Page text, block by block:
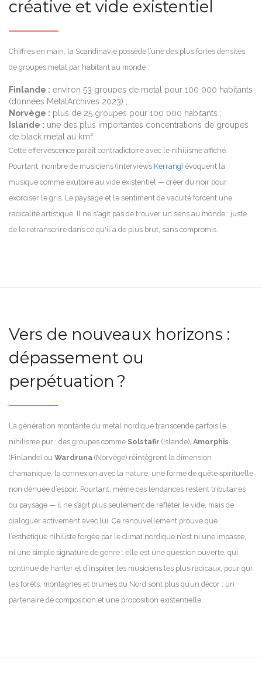
créative et vide existentiel
Chiffres en main, la Scandinavie possède l’une des plus fortes densités
de groupes metal par habitant au monde :
Finlande : environ 53 groupes de metal pour 100 000 habitants
(données MetalArchives 2023) ;
Norvège : plus de 25 groupes pour 100 000 habitants ;
Islande : une des plus importantes concentrations de groupes
de black metal au km².
Cette effervescence paraît contradictoire avec le nihilisme affiché.
Pourtant, nombre de musiciens (interviews Kerrang) évoquent la
musique comme exutoire au vide existentiel — créer du noir pour
exorciser le gris. Le paysage et le sentiment de vacuité forcent une
radicalité artistique. Il ne s'agit pas de trouver un sens au monde : juste
de le retranscrire dans ce qu'il a de plus brut, sans compromis.
Vers de nouveaux horizons :
dépassement ou
perpétuation ?
La génération montante du metal nordique transcende parfois le
nihilisme pur : des groupes comme Solstafir (Islande), Amorphis
(Finlande) ou Wardruna (Norvège) réintègrent la dimension
chamanique, la connexion avec la nature, une forme de quête spirituelle
non dénuée d’espoir. Pourtant, même ces tendances restent tributaires
du paysage — il ne s’agit plus seulement de refléter le vide, mais de
dialoguer activement avec lui. Ce renouvellement prouve que
l’esthétique nihiliste forgée par le climat nordique n’est ni une impasse,
ni une simple signature de genre : elle est une question ouverte, qui
continue de hanter et d’inspirer les musiciens les plus radicaux, pour qui
les forêts, montagnes et brumes du Nord sont plus qu’un décor : un
partenaire de composition et une proposition existentielle.